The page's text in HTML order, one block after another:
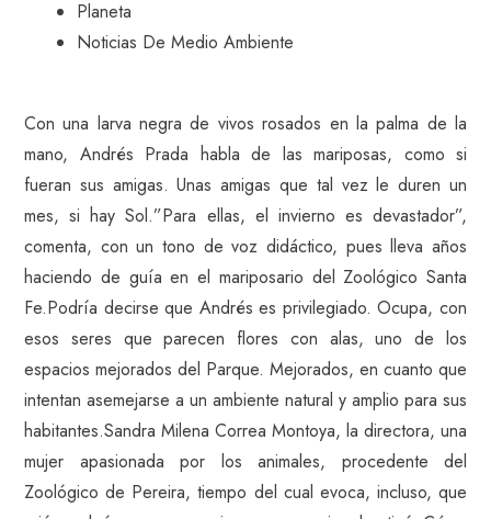
Planeta
Noticias De Medio Ambiente
Con una larva negra de vivos rosados en la palma de la
mano, Andrés Prada habla de las mariposas, como si
fueran sus amigas. Unas amigas que tal vez le duren un
mes, si hay Sol.”Para ellas, el invierno es devastador”,
comenta, con un tono de voz didáctico, pues lleva años
haciendo de guía en el mariposario del Zoológico Santa
Fe.Podría decirse que Andrés es privilegiado. Ocupa, con
esos seres que parecen flores con alas, uno de los
espacios mejorados del Parque. Mejorados, en cuanto que
intentan asemejarse a un ambiente natural y amplio para sus
habitantes.Sandra Milena Correa Montoya, la directora, una
mujer apasionada por los animales, procedente del
Zoológico de Pereira, tiempo del cual evoca, incluso, que